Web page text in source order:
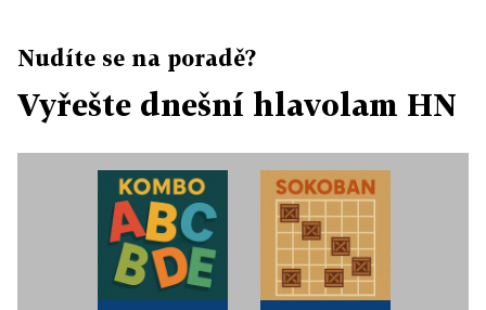
Nudíte se na poradě?
Vyřešte dnešní hlavolam HN